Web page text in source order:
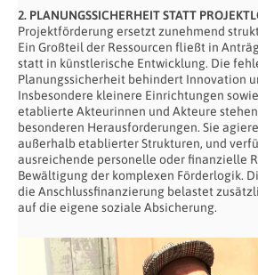
2. PLANUNGSSICHERHEIT STATT
Projektförderung ersetzt zunehmend
Ein Großteil der Ressourcen fließt in
statt in künstlerische Entwicklung. Die
Planungssicherheit behindert Innovation
Insbesondere kleinere Einrichtungen
etablierte Akteurinnen und Akteure
besonderen Herausforderungen. Sie
außerhalb etablierter Strukturen, und
ausreichende personelle oder finanzielle
Bewältigung der komplexen Förderlogik.
die Anschlussfinanzierung belastet
auf die eigene soziale Absicherung.